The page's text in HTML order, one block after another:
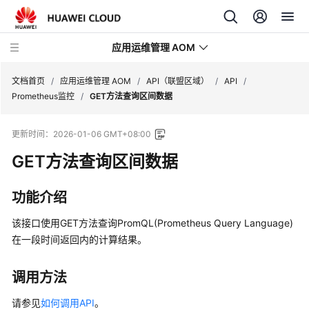
应用运维管理 AOM
新
动
态
产
品
介
绍
计
说
文档首页 / 应用运维管理 AOM / API（联盟区域） / API /
Prometheus监控 / GET方法查询区间数据
更新时间： 2026-01-06 GMT+08:00
GET方法查询区间数据
功能介绍
该接口使用GET方法查询PromQL(Prometheus Query Language)
在一段时间返回内的计算结果。
调用方法
请参见如何调用API。